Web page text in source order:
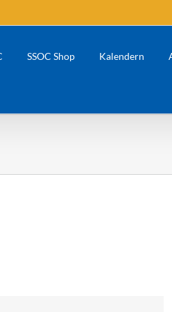
SSOC Shop Kalendern